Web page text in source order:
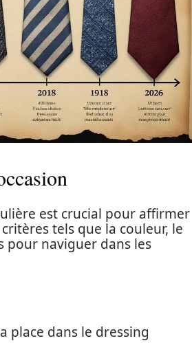
est crucial pour affirmer
tels que la couleur, le
pour naviguer dans les
place dans le dressing